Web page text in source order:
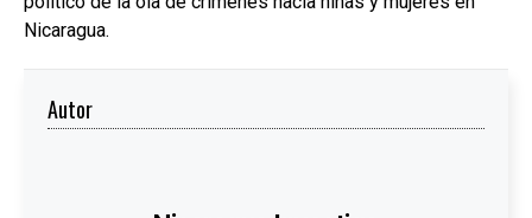
Nicaragua.
Autor